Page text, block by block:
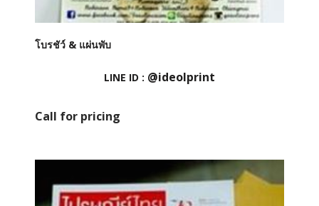
โบรชัว์ & แผ่นพับ
LINE ID : @ideolprint
Call for pricing